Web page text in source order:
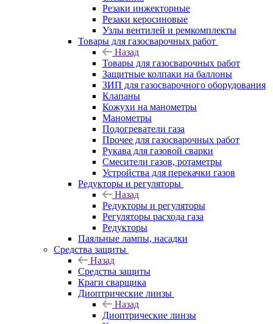
Резаки инжекторные
Резаки керосиновые
Узлы вентилей и ремкомплекты
Товары для газосварочных работ
Назад
Товары для газосварочных работ
Защитные колпаки на баллоны
ЗИП для газосварочного оборудования
Клапаны
Кожухи на манометры
Манометры
Подогреватели газа
Прочее для газосварочных работ
Рукава для газовой сварки
Смесители газов, ротаметры
Устройства для перекачки газов
Редукторы и регуляторы
Назад
Редукторы и регуляторы
Регуляторы расхода газа
Редукторы
Паяльные лампы, насадки
Средства защиты
Назад
Средства защиты
Краги сварщика
Диоптрические линзы
Назад
Диоптрические линзы